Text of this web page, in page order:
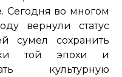
Сегодня во многом
вернули статус
сумел сохранить
той эпохи и
культурную